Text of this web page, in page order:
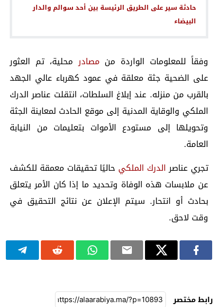
حادثة سير على الطريق الرئيسة بين أحد سوالم والدار
البيضاء
وفقاً للمعلومات الواردة من مصادرمحلية، تم العثور
على الضحية جثة معلقة في عمود كهرباء عالي الجهد
بالقرب من منزله. عند إبلاغ السلطات، انتقلت عناصر الدرك
الملكي والوقاية المدنية إلى موقع الحادث لمعاينة الجثة
وتحويلها إلى مستودع الأموات بتعليمات من النيابة
العامة.
تجري عناصرالدرك الملكي حاليًا تحقيقات معمقة للكشف
عن ملابسات هذه الوفاة وتحديد ما إذا كان الأمر يتعلق
بحادث أو انتحار. سيتم الإعلان عن نتائج التحقيق في
وقت لاحق.
رابط مختصر